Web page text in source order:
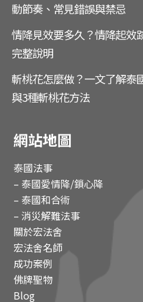
動節奏、常見錯誤與禁忌
情降見效要多久？情降起效
完整說明
斬桃花怎麼做？一文了解泰
與3種斬桃花方法
網站地圖
泰國法事
– 泰國愛情降/鎖心降
– 泰國和合術
– 消災解難法事
關於宏法舍
宏法舍名師
成功案例
佛牌聖物
Blog